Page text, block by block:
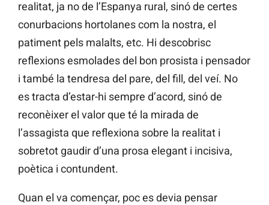
realitat, ja no de l’Espanya rural, sinó de certes
conurbacions hortolanes com la nostra, el
patiment pels malalts, etc. Hi descobrisc
reflexions esmolades del bon prosista i pensador
i també la tendresa del pare, del fill, del veí. No
es tracta d’estar-hi sempre d’acord, sinó de
reconèixer el valor que té la mirada de
l’assagista que reflexiona sobre la realitat i
sobretot gaudir d’una prosa elegant i incisiva,
poètica i contundent.
Quan el va començar, poc es devia pensar